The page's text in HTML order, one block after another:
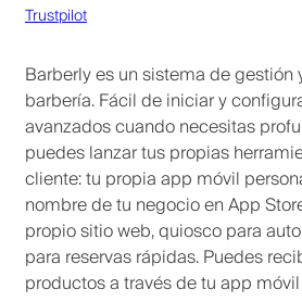
Trustpilot
Barberly es un sistema de gestión
barbería. Fácil de iniciar y
avanzados cuando necesitas
puedes lanzar tus propias
cliente: tu propia app móvil
nombre de tu negocio en App
propio sitio web, quiosco para
para reservas rápidas. Puedes
productos a través de tu app